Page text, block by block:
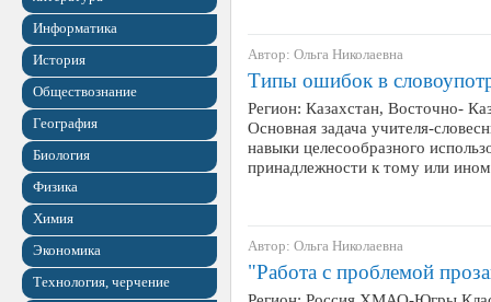
Информатика
История
Обществознание
География
Биология
Физика
Химия
Экономика
Технология, черчение
Автор: Ольга Николаевна
Типы ошибок в
Регион: Казахстан, Восточно-
Основная задача учителя-
навыки целесообразного
принадлежности к тому или
Автор: Ольга Николаевна
"Работа с проблемой